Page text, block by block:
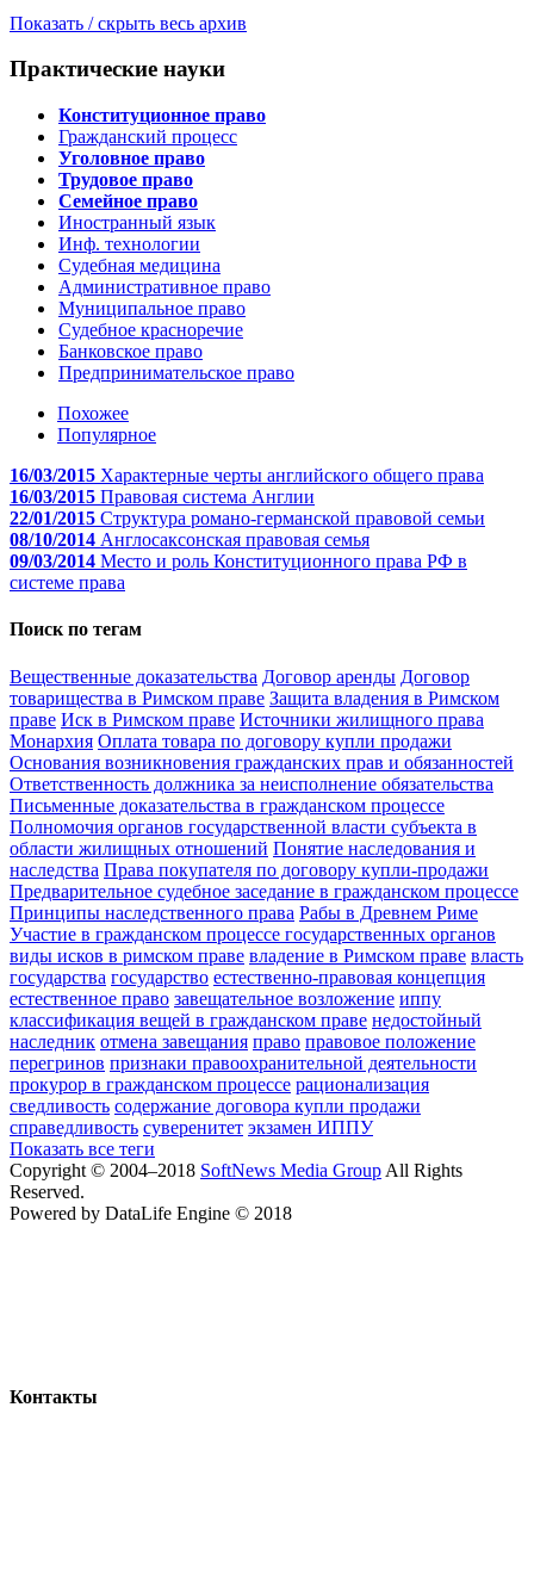
Показать / скрыть весь архив
Практические науки
Конституционное право
Гражданский процесс
Уголовное право
Трудовое право
Cемейное право
Иностранный язык
Инф. технологии
Судебная медицина
Административное право
Муниципальное право
Судебное красноречие
Банковское право
Предпринимательское право
Похожее
Популярное
16/03/2015 Характерные черты английского общего права
16/03/2015 Правовая система Англии
22/01/2015 Структура романо-германской правовой семьи
08/10/2014 Англосаксонская правовая семья
09/03/2014 Место и роль Конституционного права РФ в
системе права
Поиск по тегам
Вещественные доказательства Договор аренды Договор
товарищества в Римском праве Защита владения в Римском
праве Иск в Римском праве Источники жилищного права
Монархия Оплата товара по договору купли продажи
Основания возникновения гражданских прав и обязанностей
Ответственность должника за неисполнение обязательства
Письменные доказательства в гражданском процессе
Полномочия органов государственной власти субъекта в
области жилищных отношений Понятие наследования и
наследства Права покупателя по договору купли-продажи
Предварительное судебное заседание в гражданском процессе
Принципы наследственного права Рабы в Древнем Риме
Участие в гражданском процессе государственных органов
виды исков в римском праве владение в Римском праве власть
государства государство естественно-правовая концепция
естественное право завещательное возложение иппу
классификация вещей в гражданском праве недостойный
наследник отмена завещания право правовое положение
перегринов признаки правоохранительной деятельности
прокурор в гражданском процессе рационализация
сведливость содержание договора купли продажи
справедливость суверенитет экзамен ИППУ
Показать все теги
Copyright © 2004–2018 SoftNews Media Group All Rights
Reserved.
Powered by DataLife Engine © 2018
Контакты